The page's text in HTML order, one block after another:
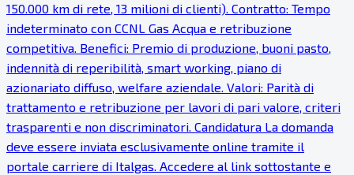
150.000 km di rete, 13 milioni di clienti). Contratto: Tempo
indeterminato con CCNL Gas Acqua e retribuzione
competitiva. Benefici: Premio di produzione, buoni pasto,
indennità di reperibilità, smart working, piano di
azionariato diffuso, welfare aziendale. Valori: Parità di
trattamento e retribuzione per lavori di pari valore, criteri
trasparenti e non discriminatori. Candidatura La domanda
deve essere inviata esclusivamente online tramite il
portale carriere di Italgas. Accedere al link sottostante e